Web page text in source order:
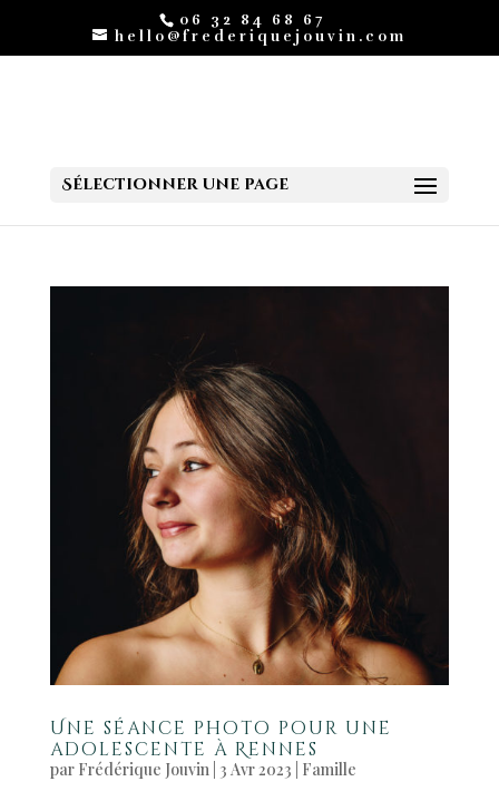
06 32 84 68 67
hello@frederiquejouvin.com
Sélectionner une page
Une séance photo pour une
adolescente à Rennes
par Frédérique Jouvin| 3 Avr 2023 Famille